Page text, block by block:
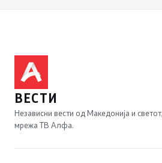
ВЕСТИ
Независни вести од Македонија и
мрежа ТВ Алфа.